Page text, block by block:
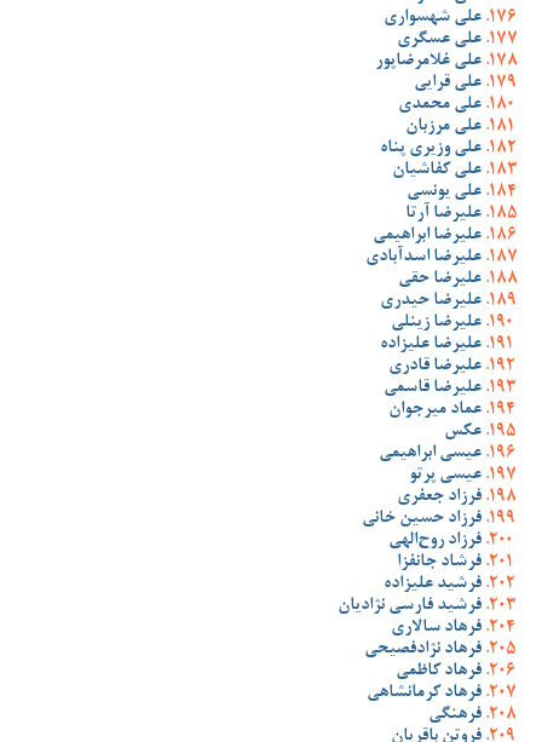
علی شهسواری
علی عسگری
علی غلامرضاپور
علی قرایی
علی محمدی
علی مرزبان
علی وزیری پناه
علی کفاشیان
علی یونسی
علیرضا آرتا
علیرضا ابراهیمی
علیرضا اسدآبادی
علیرضا حقی
علیرضا حیدری
علیرضا زینلی
علیرضا علیزاده
علیرضا قادری
علیرضا قاسمی
عماد میرجوان
عکس
عیسی ابراهیمی
عیسی پرتو
فرزاد جعفری
فرزاد حسین خانی
فرزاد روح‌الهی
فرشاد جانفزا
فرشید علیزاده
فرشید فارسی نژادیان
فرهاد سالاری
فرهاد نژادفصیحی
فرهاد کاظمی
فرهاد کرمانشاهی
فرهنگی
فروتن باقریان